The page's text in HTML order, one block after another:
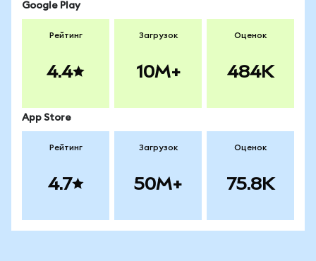
Google Play
Рейтинг
4.4
Загрузок
10M+
Оценок
484K
App Store
Рейтинг
4.7
Загрузок
50M+
Оценок
75.8K